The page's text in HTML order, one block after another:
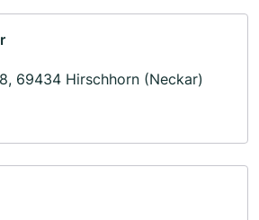
69434 Hirschhorn (Neckar)